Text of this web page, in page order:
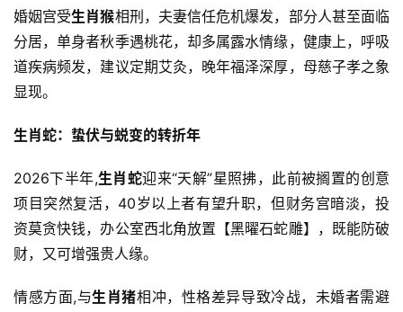
婚姻宫受生肖猴相刑，夫妻信任危机爆发，部分人甚至面临
分居，单身者秋季遇桃花，却多属露水情缘，健康上，呼吸
道疾病频发，建议定期艾灸，晚年福泽深厚，母慈子孝之象
显现。
生肖蛇：蛰伏与蜕变的转折年
2026下半年,生肖蛇迎来“天解”星照拂，此前被搁置的创意
项目突然复活，40岁以上者有望升职，但财务宫暗淡，投
资莫贪快钱，办公室西北角放置【黑曜石蛇雕】，既能防破
财，又可增强贵人缘。
情感方面,与生肖猪相冲，性格差异导致冷战，未婚者需避